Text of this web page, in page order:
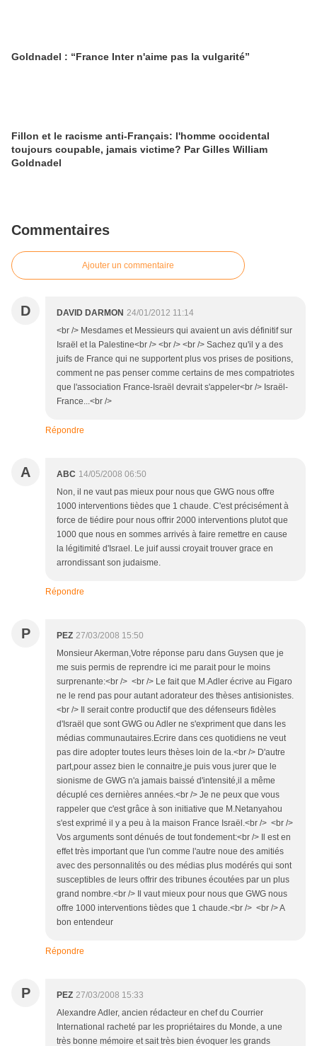
Goldnadel : “France Inter n'aime pas la vulgarité”
Fillon et le racisme anti-Français: l'homme occidental
toujours coupable, jamais victime? Par Gilles William
Goldnadel
Commentaires
Ajouter un commentaire
D DAVID DARMON 24/01/2012 11:14
<br /> Mesdames et Messieurs qui avaient un avis définitif sur
Israël et la Palestine<br /> <br /> <br /> Sachez qu'il y a des
juifs de France qui ne supportent plus vos prises de positions,
comment ne pas penser comme certains de mes compatriotes
que l'association France-Israël devrait s'appeler<br /> Israël-
France...<br />
Répondre
A ABC 14/05/2008 06:50
Non, il ne vaut pas mieux pour nous que GWG nous offre
1000 interventions tièdes que 1 chaude. C'est précisément à
force de tiédire pour nous offrir 2000 interventions plutot que
1000 que nous en sommes arrivés à faire remettre en cause
la légitimité d'Israel. Le juif aussi croyait trouver grace en
arrondissant son judaisme.
Répondre
P PEZ 27/03/2008 15:50
Monsieur Akerman,Votre réponse paru dans Guysen que je
me suis permis de reprendre ici me parait pour le moins
surprenante:<br /> <br /> Le fait que M.Adler écrive au Figaro
ne le rend pas pour autant adorateur des thèses antisionistes.
<br /> Il serait contre productif que des défenseurs fidèles
d'Israël que sont GWG ou Adler ne s'expriment que dans les
médias communautaires.Ecrire dans ces quotidiens ne veut
pas dire adopter toutes leurs thèses loin de la.<br /> D'autre
part,pour assez bien le connaitre,je puis vous jurer que le
sionisme de GWG n'a jamais baissé d'intensité,il a même
décuplé ces dernières années.<br /> Je ne peux que vous
rappeler que c'est grâce à son initiative que M.Netanyahou
s'est exprimé il y a peu à la maison France Israël.<br /> <br />
Vos arguments sont dénués de tout fondement:<br /> Il est en
effet très important que l'un comme l'autre noue des amitiés
avec des personnalités ou des médias plus modérés qui sont
susceptibles de leurs offrir des tribunes écoutées par un plus
grand nombre.<br /> Il vaut mieux pour nous que GWG nous
offre 1000 interventions tièdes que 1 chaude.<br /> <br /> A
bon entendeur
Répondre
P PEZ 27/03/2008 15:33
Alexandre Adler, ancien rédacteur en chef du Courrier
International racheté par les propriétaires du Monde, a une
très bonne mémoire et sait très bien évoquer les grands